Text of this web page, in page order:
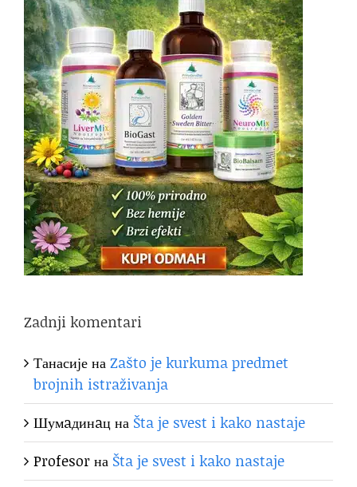
Zadnji komentari
ТанасијенаZašto je kurkuma predmet
brojnih istraživanja
Шумaдинaцна Šta je svest i kako nastaje
Profesorна Šta je svest i kako nastaje